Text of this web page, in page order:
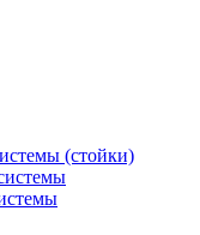
(стойки)